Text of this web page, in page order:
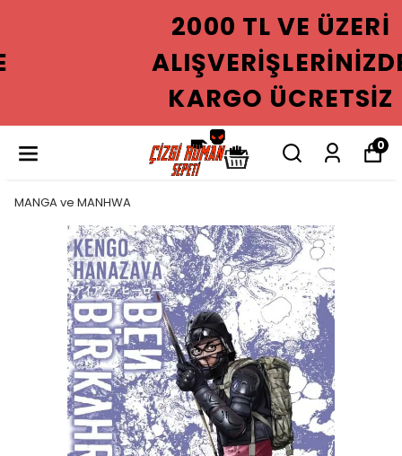
2000 TL VE ÜZERI
ALIŞVERIŞLERINIZDE
KARGO ÜCRETSIZ
0
MANGA ve MANHWA